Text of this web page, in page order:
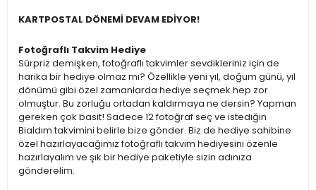
KARTPOSTAL DÖNEMİ DEVAM EDİYOR!
Fotoğraflı Takvim Hediye
Sürpriz demişken, fotoğraflı takvimler sevdikleriniz için de
harika bir hediye olmaz mı? Özellikle yeni yıl, doğum günü, yıl
dönümü gibi özel zamanlarda hediye seçmek hep zor
olmuştur. Bu zorluğu ortadan kaldırmaya ne dersin? Yapman
gereken çok basit! Sadece 12 fotoğraf seç ve istediğin
Bialdım takvimini belirle bize gönder. Biz de hediye sahibine
özel hazırlayacağımız fotoğraflı takvim hediyesini özenle
hazırlayalım ve şık bir hediye paketiyle sizin adınıza
gönderelim.